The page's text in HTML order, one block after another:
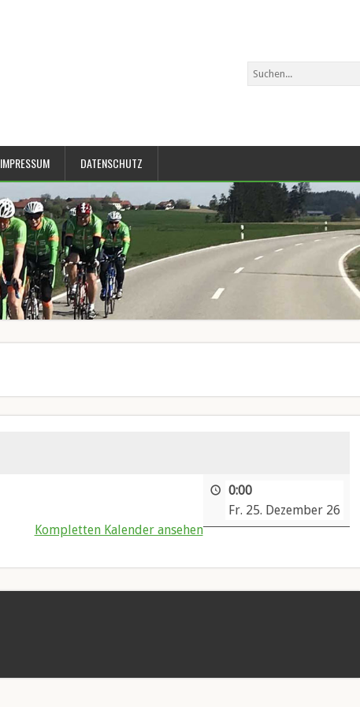
IMPRESSUM DATENSCHUTZ
0:00
Fr. 25. Dezember 26
Kompletten Kalender ansehen